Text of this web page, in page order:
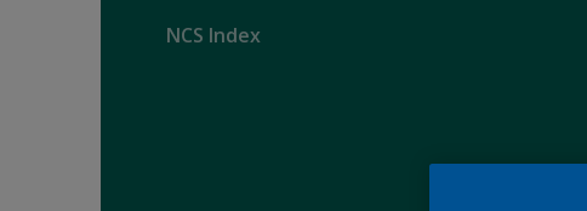
NCS Index